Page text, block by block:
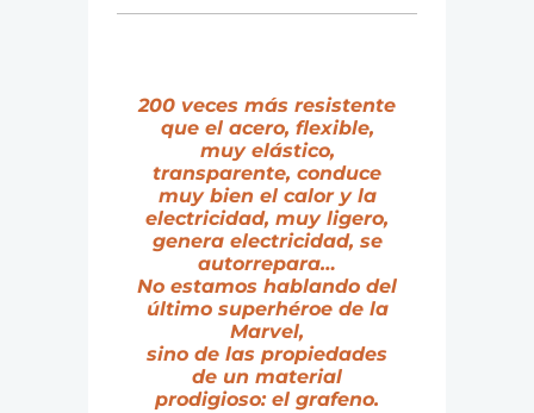
200 veces más resistente
que el acero, flexible,
muy elástico,
transparente, conduce
muy bien el calor y la
electricidad, muy ligero,
genera electricidad, se
autorrepara…
No estamos hablando del
último superhéroe de la
Marvel,
sino de las propiedades
de un material
prodigioso: el grafeno.